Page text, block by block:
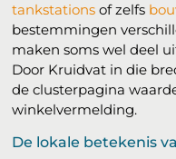
tankstations of zelfs
bestemmingen
maken soms wel deel
Door Kruidvat in die
de clusterpagina
winkelvermelding.
De lokale betekenis